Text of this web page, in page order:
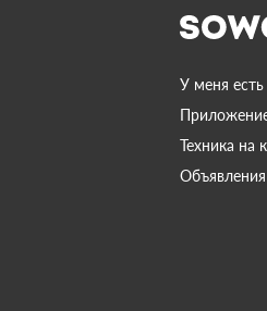
У меня есть
Техника на
Объявления